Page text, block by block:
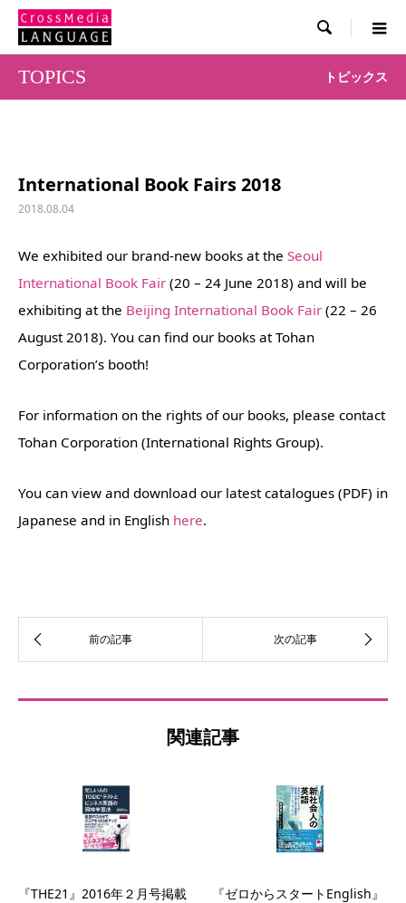

TOPICS トピックス
International Book Fairs 2018
2018.08.04
We exhibited our brand-new books at the Seoul
International Book Fair (20 – 24 June 2018) and will be
exhibiting at the Beijing International Book Fair (22 – 26
August 2018). You can find our books at Tohan
Corporation’s booth!
For information on the rights of our books, please contact
Tohan Corporation (International Rights Group).
You can view and download our latest catalogues (PDF) in
Japanese and in English here.
関連記事
『THE21』2016年２月号掲載
『ゼロからスタートEnglish』